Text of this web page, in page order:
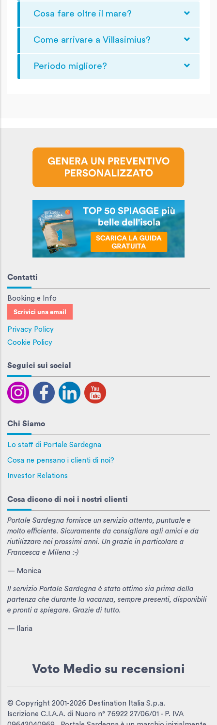
Cosa fare oltre il mare?
Come arrivare a Villasimius?
Periodo migliore?
Contatti
Booking e Info
Scrivici una email
Privacy Policy
Cookie Policy
Seguici sui social
Chi Siamo
Lo staff di Portale Sardegna
Cosa ne pensano i clienti di noi?
Investor Relations
Cosa dicono di noi i nostri clienti
Portale Sardegna fornisce un servizio attento, puntuale e
molto efficiente. Sicuramente da consigliare agli amici e da
riutilizzare nei prossimi anni. Un grazie in particolare a
Francesca e Milena :-)
— Monica
Il servizio Portale Sardegna è stato ottimo sia prima della
partenza che durante la vacanza, sempre presenti, disponibili
e pronti a spiegare. Grazie di tutto.
— Ilaria
Voto Medio su recensioni
© Copyright 2001-2026 Destination Italia S.p.a.
Iscrizione C.I.A.A. di Nuoro n° 76922 27/06/01 - P. IVA